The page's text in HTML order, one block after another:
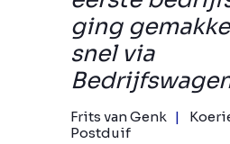
ging
snel via
Frits van Genk
Postduif